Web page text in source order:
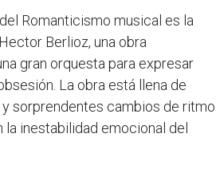
Romanticismo musical es la
Berlioz, una obra
gran orquesta para expresar
La obra está llena de
sorprendentes cambios de ritmo
la inestabilidad emocional del